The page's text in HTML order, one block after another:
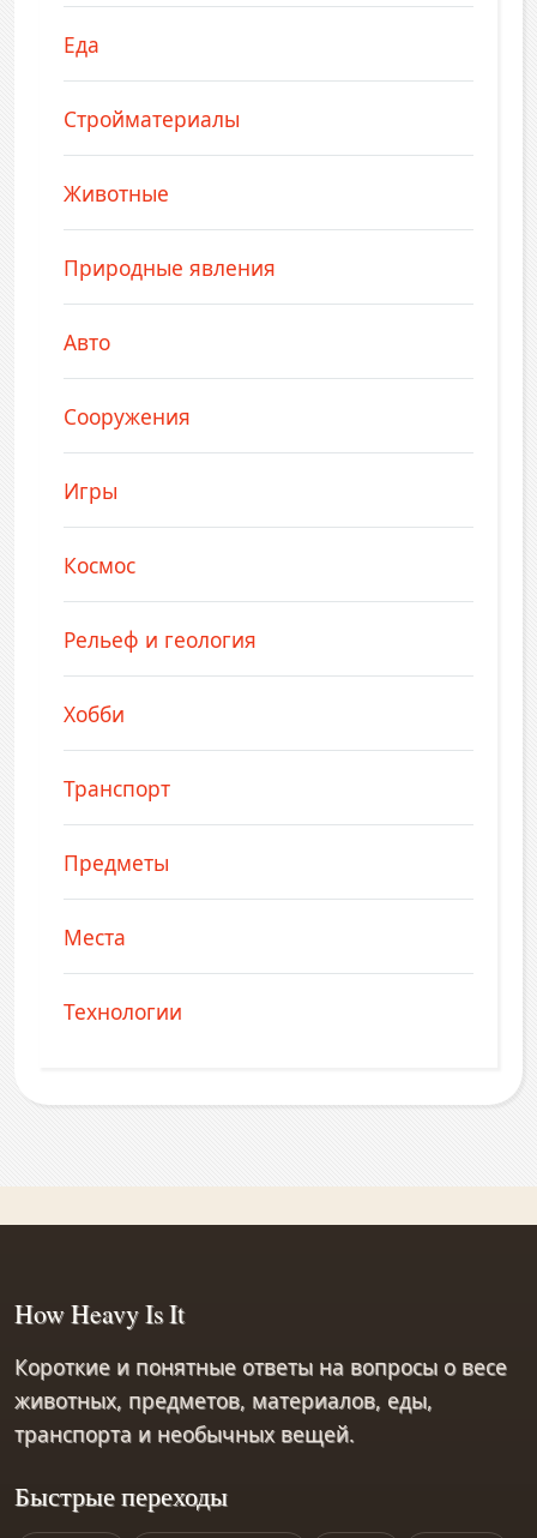
Еда
Стройматериалы
Животные
Природные явления
Авто
Сооружения
Игры
Космос
Рельеф и геология
Хобби
Транспорт
Предметы
Места
Технологии
Быстрые переходы
How Heavy Is It
Короткие и понятные ответы на вопросы о весе
животных, предметов, материалов, еды,
транспорта и необычных вещей.